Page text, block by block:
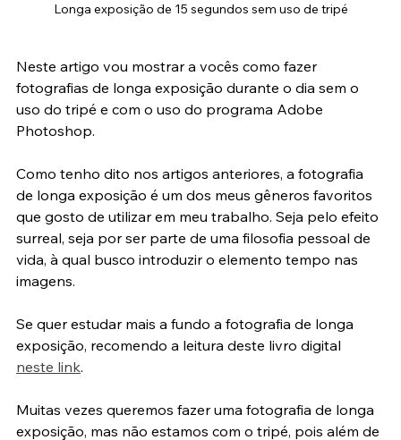
Neste artigo vou mostrar a vocês como fazer
fotografias de longa exposição durante o dia sem o
uso do tripé e com o uso do programa Adobe
Como tenho dito nos artigos anteriores, a fotografia
de longa exposição é um dos meus gêneros favoritos
que gosto de utilizar em meu trabalho. Seja pelo efeito
surreal, seja por ser parte de uma filosofia pessoal de
vida, à qual busco introduzir o elemento tempo nas
Se quer estudar mais a fundo a fotografia de longa
exposição, recomendo a leitura deste livro digital
Muitas vezes queremos fazer uma fotografia de longa